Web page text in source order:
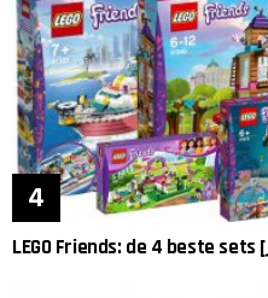
LEGO Friends: de 4 beste